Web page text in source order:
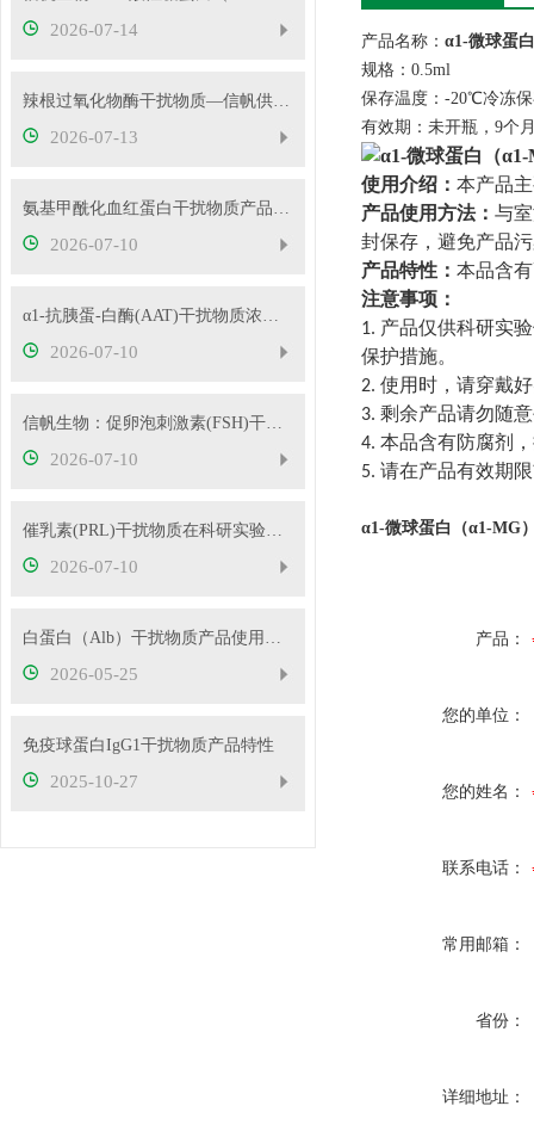
2026-07-14
辣根过氧化物酶干扰物质—信帆供应多种浓度
2026-07-13
氨基甲酰化血红蛋白干扰物质产品使用方法
2026-07-10
α1-抗胰蛋-白酶(AAT)干扰物质浓度可根据客户要求定制
2026-07-10
信帆生物：促卵泡刺激素(FSH)干扰物质使用方法
2026-07-10
催乳素(PRL)干扰物质在科研实验中的应用——南京信帆技术有限公司产品概述
2026-07-10
白蛋白（Alb）干扰物质产品使用方法
2026-05-25
免疫球蛋白IgG1干扰物质产品特性
2025-10-27
产品名称： α1-微球蛋
规格：0.5ml
保存温度：-20℃冷冻
有效期：未开瓶，9个
使用介绍： 本产品
产品使用方法： 与
封保存，避免产品
产品特性： 本品含
注意事项：
1. 产品仅供科研实
保护措施。
2. 使用时，请穿戴
3. 剩余产品请勿随
4. 本品含有防腐剂
5. 请在产品有效期
α1-微球蛋白（α1-MG
产品：
您的单位：
您的姓名：
联系电话：
常用邮箱：
省份：
详细地址：